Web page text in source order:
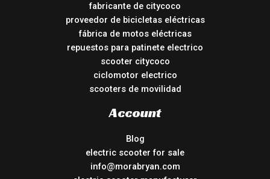
fabricante de citycoco
proveedor de bicicletas eléctricas
fábrica de motos eléctricas
repuestos para patinete electrico
scooter citycoco
ciclomotor electrico
scooters de movilidad
Account
Blog
electric scooter for sale
info@morabryan.com